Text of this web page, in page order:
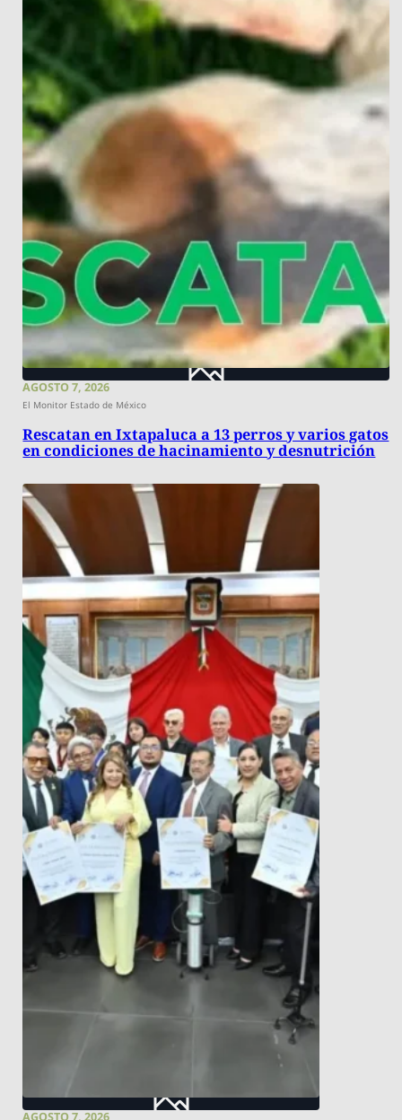
AGOSTO 7, 2026
El Monitor Estado de México
Rescatan en Ixtapaluca a 13 perros y varios gatos
en condiciones de hacinamiento y desnutrición
AGOSTO 7, 2026